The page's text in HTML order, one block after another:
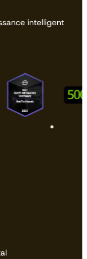
intelligent